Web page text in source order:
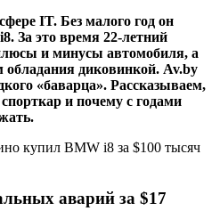
IT. Без малого год он
За это время 22-летний
и минусы автомобиля, а
обладания диковинкой. Av.by
«баварца». Рассказываем,
и почему с годами
аварий за $17